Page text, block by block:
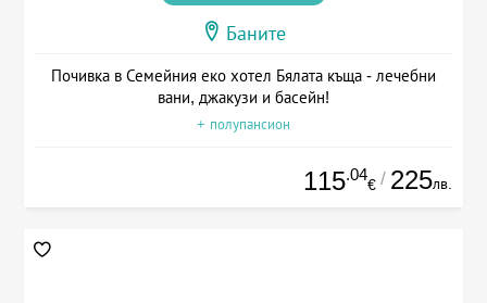
Баните
Почивка в Семейния еко хотел Бялата къща - лечебни
вани, джакузи и басейн!
+ полупансион
115.04
€ / 225лв.